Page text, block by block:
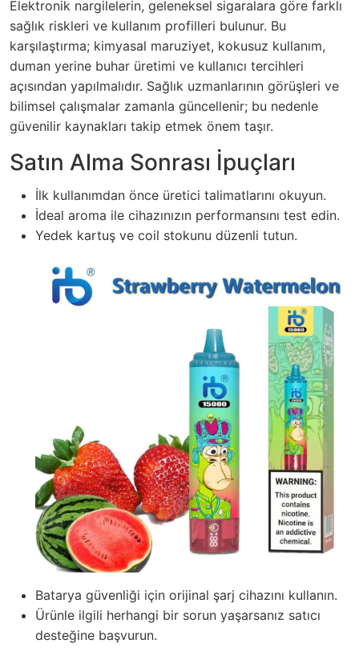
Elektronik nargilelerin, geleneksel sigaralara göre farklı
sağlık riskleri ve kullanım profilleri bulunur. Bu
karşılaştırma; kimyasal maruziyet, kokusuz kullanım,
duman yerine buhar üretimi ve kullanıcı tercihleri
açısından yapılmalıdır. Sağlık uzmanlarının görüşleri ve
bilimsel çalışmalar zamanla güncellenir; bu nedenle
güvenilir kaynakları takip etmek önem taşır.
Satın Alma Sonrası İpuçları
İlk kullanımdan önce üretici talimatlarını okuyun.
İdeal aroma ile cihazınızın performansını test edin.
Yedek kartuş ve coil stokunu düzenli tutun.
Batarya güvenliği için orijinal şarj cihazını kullanın.
Ürünle ilgili herhangi bir sorun yaşarsanız satıcı
desteğine başvurun.